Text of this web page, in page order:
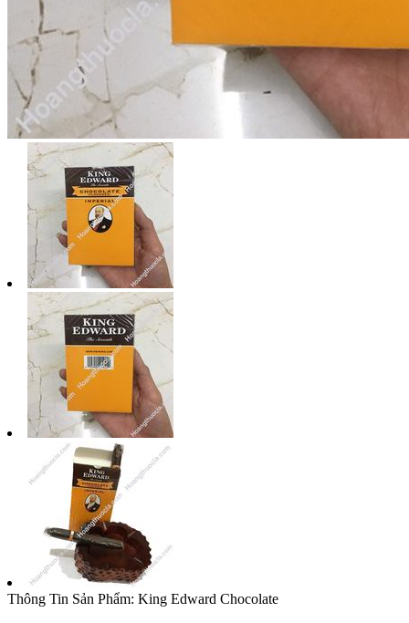
Thông Tin Sản Phẩm: King Edward Chocolate